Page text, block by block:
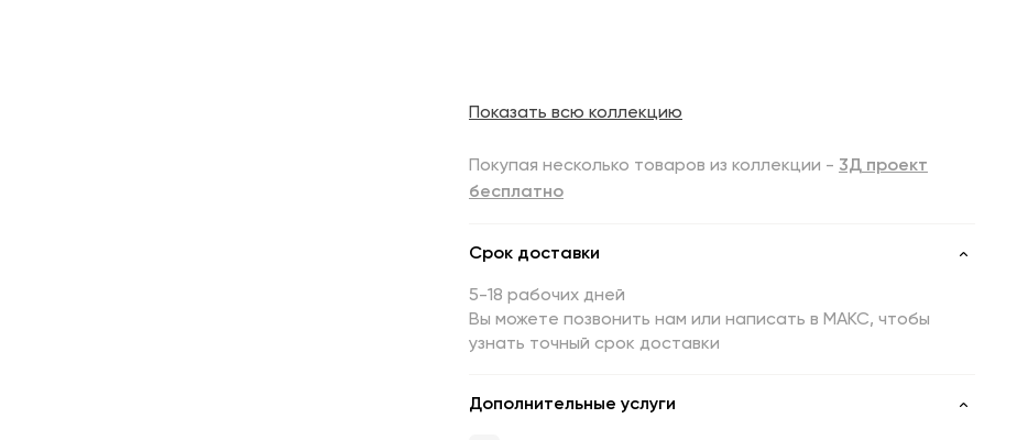
Показать всю коллекцию
Покупая несколько товаров из коллекции - 3Д проект
бесплатно
Срок доставки
5-18 рабочих дней
Вы можете позвонить нам или написать в МАКС, чтобы
узнать точный срок доставки
Дополнительные услуги